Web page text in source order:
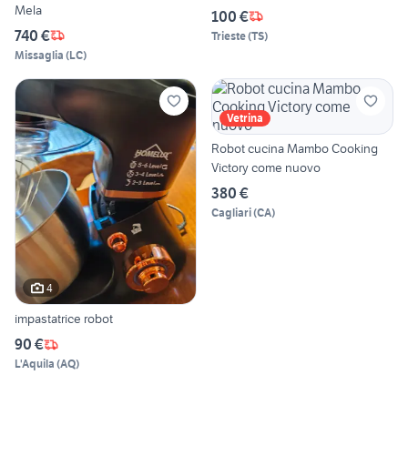
Mela
740 €
Missaglia (LC)
100 €
Trieste(TS)
4
impastatrice robot
90 €
L'Aquila (AQ)
Vetrina
Robot cucina Mambo Cooking
Victory come nuovo
380 €
Cagliari(CA)